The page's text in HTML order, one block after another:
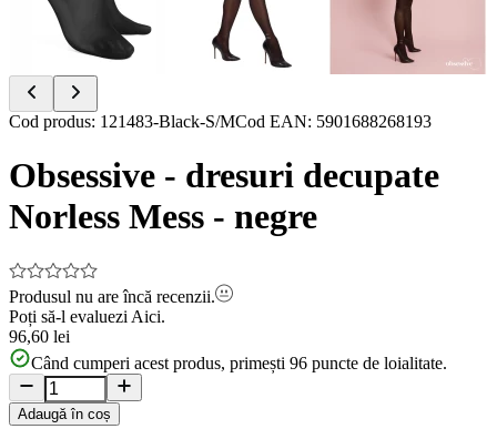
Item
of
9
Cod produs: 121483-Black-S/MCod EAN: 5901688268193
Obsessive - dresuri decupate
Norless Mess - negre
Produsul nu are încă recenzii.
Poți să-l evaluezi Aici.
96,60 lei
Când cumperi acest produs, primești 96 puncte de loialitate.
Adaugă în coș